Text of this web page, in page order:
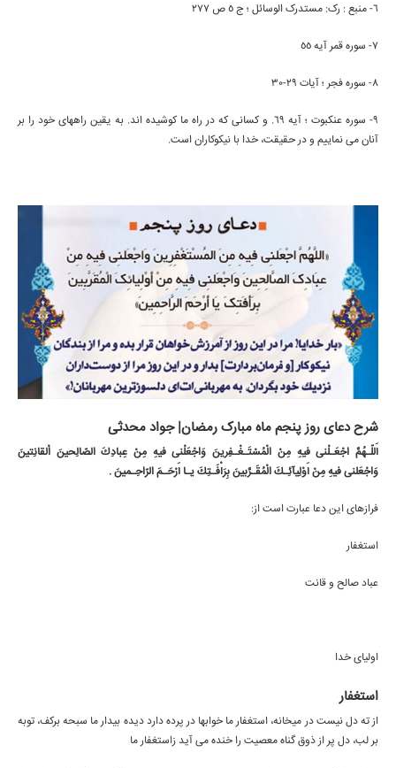
6- منبع : رک: مستدرک الوسائل ؛ ج 5 ص 277
7- سوره قمر آیه 55
8- سوره فجر ؛ آیات 29-30
9- سوره عنکبوت ؛ آیه 69. و کسانی که در راه ما کوشیده اند. به یقین راههای خود را بر
آنان می نماییم و در حقیقت، خدا با نیکوکاران است.
شرح دعای روز پنجم ماه مبارک رمضان| جواد محدثی
أَللّـهُمَّ اجْعَـلْنى فيهِ مِنْ الْمُسْتَـغْـفِرينَ وَاجْعَلْنى فيهِ مِنْ عِبادِكَ الصّالِحينَ اْلقانِتينَ
وَاجْعَلنى فيهِ مِنْ أَوْلِيآئِـكَ الْمُقَـرَّبينَ بِرَأْفَـتِكَ يـا أَرْحَـمَ الرّاحِـمينَ .
فرازهای این دعا عبارت است از:
استغفار
عباد صالح و قانت
اولياى خدا
استغفار
از ته دل نيست در ميخانه، استغفار ما خوابها در پرده دارد ديده بيدار ما سبحه بركف، توبه
بر لب، دل پر از ذوق گناه معصيت را خنده مى آيد زاستغفار ما